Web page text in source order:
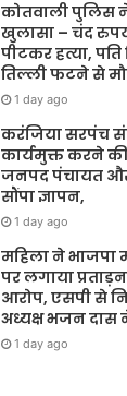
कोतवाली पुलिस
खुलासा – चंद
पीटकर हत्या,
तिल्ली फटने से
1 day ago
करंजिया सरपंच
कार्यमुक्त करने
जनपद पंचायत
सौंपा ज्ञापन,
1 day ago
महिला ने भाजपा
पर लगाया
आरोप, एसपी से
अध्यक्ष भजन दास
1 day ago